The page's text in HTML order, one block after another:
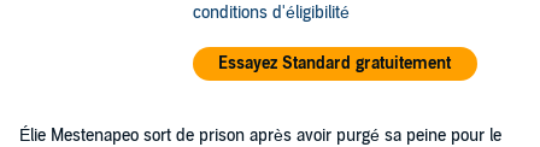
conditions d'éligibilité
Essayez Standard gratuitement
Élie Mestenapeo sort de prison après avoir purgé sa peine pour le